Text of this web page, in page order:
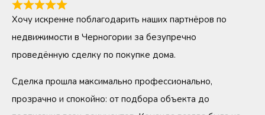
Хочу искренне поблагодарить наших партнёров по
недвижимости в Черногории за безупречно
проведённую сделку по покупке дома.
Сделка прошла максимально профессионально,
прозрачно и спокойно: от подбора объекта до